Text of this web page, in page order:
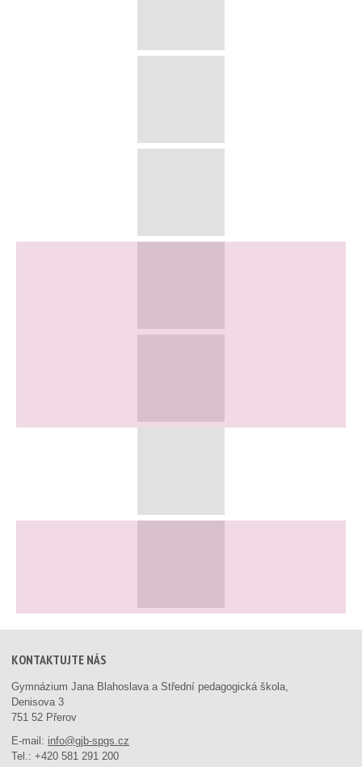
KONTAKTUJTE NÁS
Gymnázium Jana Blahoslava a Střední pedagogická škola,
Denisova 3
751 52 Přerov
E-mail: info@gjb-spgs.cz
Tel.:+420 581 291 200